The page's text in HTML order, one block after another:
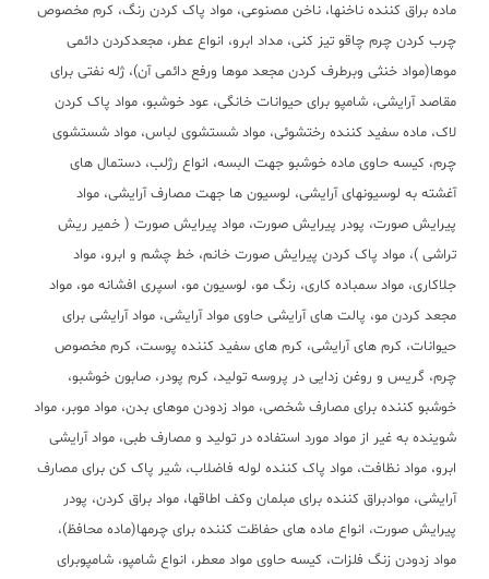
ماده براق کننده ناخنها، ناخن مصنوعی، مواد پاک کردن رنگ، کرم مخصوص
چرب کردن چرم چاقو تیز کنی، مداد ابرو، انواع عطر، مجعدکردن دائمی
موها(مواد خنثی وبرطرف کردن مجعد موها ورفع دائمی آن)، ژله نفتی برای
مقاصد آرایشی، شامپو برای حیوانات خانگی، عود خوشبو، مواد پاک کردن
لاک، ماده سفید کننده رختشوئی، مواد شستشوی لباس، مواد شستشوی
چرم، کیسه حاوی ماده خوشبو جهت البسه، انواع رژلب، دستمال های
آغشته به لوسیونهای آرایشی، لوسیون ها جهت مصارف آرایشی، مواد
پیرایش صورت، پودر پیرایش صورت، مواد پیرایش صورت ( خمیر ریش
تراشی )، مواد پاک کردن پیرایش صورت خانم، خط چشم و ابرو، مواد
جلاکاری، مواد سمباده کاری، رنگ مو، لوسیون مو، اسپری افشانه مو، مواد
مجعد کردن مو، پالت های آرایشی حاوی مواد آرایشی، مواد آرایشی برای
حیوانات، کرم های آرایشی، کرم های سفید کننده پوست، کرم مخصوص
چرم، گریس و روغن زدایی در پروسه تولید، کرم پودر، صابون خوشبو،
خوشبو کننده برای مصارف شخصی، مواد زدودن موهای بدن، مواد موبر، مواد
شوینده به غیر از مواد مورد استفاده در تولید و مصارف طبی، مواد آرایشی
ابرو، مواد نظافت، مواد پاک کننده لوله فاضلاب، شیر پاک کن برای مصارف
آرایشی، موادبراق کننده برای مبلمان وکف اطاقها، مواد براق کردن، پودر
پیرایش صورت، انواع ماده های حفاظت کننده برای چرمها(ماده محافظ)،
مواد زدودن زنگ فلزات، کیسه حاوی مواد معطر، انواع شامپو، شامپوبرای